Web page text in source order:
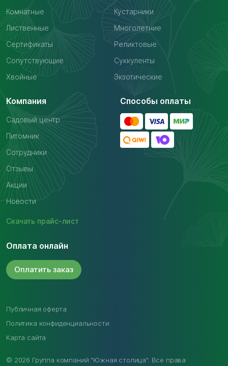
Комнатные
Кустарники
Лиственные
Многолетние
Сертификаты
Реликтовые
Сопутствующие
Суккуленты
Хвойные
Экзотические
Компания
Садовый центр
Питомник
Сотрудники
Отзывы
Акции
Новости
Скачать прайс-лист
Способы оплаты
Оплата онлайн
Оплатить заказ
© 2026 Группа компаний "Южная столица". Все права
Публичная оферта
Политика конфиденциальности
Карта сайта